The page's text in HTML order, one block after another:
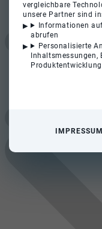
vergleichbare
unsere Partner sind
Informationen
abrufen
Personalisierte
Inhaltsmessungen,
IMPRESSUM